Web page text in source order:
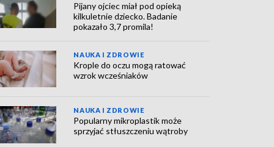
Pijany ojciec miał pod opieką
kilkuletnie dziecko. Badanie
pokazało 3,7 promila!
NAUKA I ZDROWIE
Krople do oczu mogą ratować
wzrok wcześniaków
NAUKA I ZDROWIE
Popularny mikroplastik może
sprzyjać stłuszczeniu wątroby